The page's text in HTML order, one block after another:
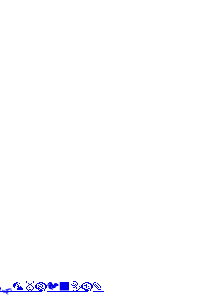
🛷🦜 🥇🪺🐦‍⬛ 🦤🪹🪶